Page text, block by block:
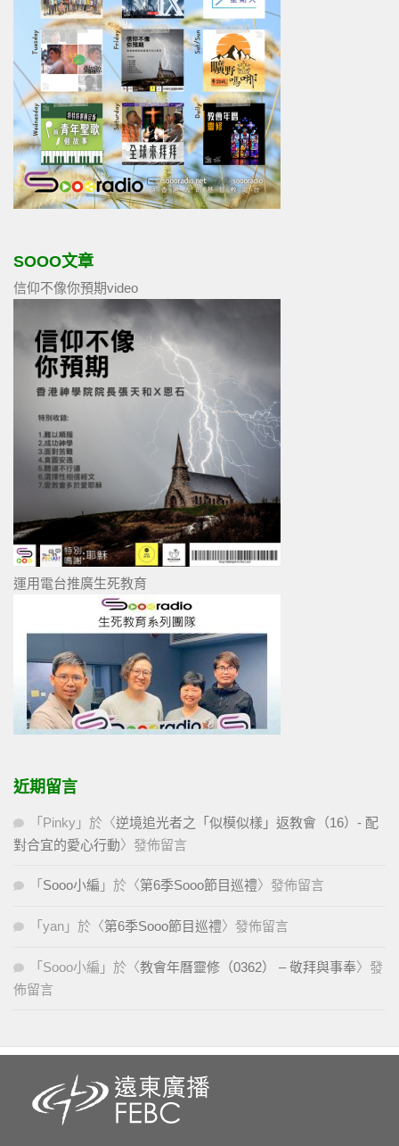
SOOO文章
信仰不像你預期video
運用電台推廣生死教育
近期留言
「 Pinky 」於〈逆境追光者之「似模似樣」返教會（16）- 配
對合宜的愛心行動〉發佈留言
「 Sooo小編 」於〈第6季Sooo節目巡禮〉發佈留言
「 yan 」於〈第6季Sooo節目巡禮〉發佈留言
「 Sooo小編 」於〈教會年曆靈修（0362） – 敬拜與事奉〉發
佈留言